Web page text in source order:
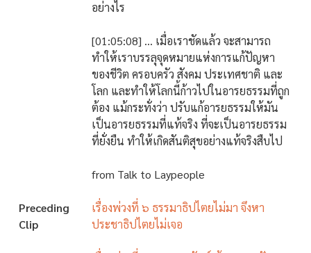
อย่างไร
[01:05:08] … เมื่อเราชัดแล้ว จะสามารถ
ทำให้เราบรรลุจุดหมายแห่งการแก้ปัญหา
ของชีวิต ครอบครัว สังคม ประเทศชาติ และ
โลก และทำให้โลกนี้ก้าวไปในอารยธรรมที่ถูก
ต้อง แม้กระทั่งว่า ปรับแก้อารยธรรมให้มัน
เป็นอารยธรรมที่แท้จริง ที่จะเป็นอารยธรรม
ที่ยั่งยืน ทำให้เกิดสันติสุขอย่างแท้จริงสืบไป
from Talk to Laypeople
Preceding
Clip
เรื่องพ่วงที่ ๖ ธรรมาธิปไตยไม่มา จึงหา
ประชาธิปไตยไม่เจอ